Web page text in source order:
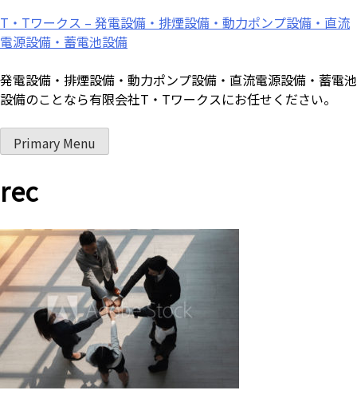
Skip
to
T・Tワークス – 発電設備・排煙設備・動力ポンプ設備・直流
電源設備・蓄電池設備
発電設備・排煙設備・動力ポンプ設備・直流電源設備・蓄電池
設備のことなら有限会社T・Tワークスにお任せください。
Primary Menu
rec